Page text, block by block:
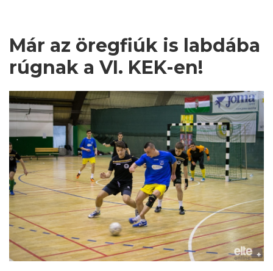
Már az öregfiúk is labdába
rúgnak a VI. KEK-en!